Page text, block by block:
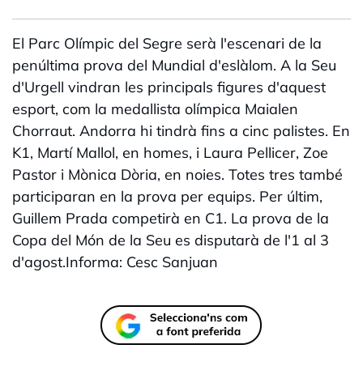
El Parc Olímpic del Segre serà l'escenari de la
penúltima prova del Mundial d'eslàlom. A la Seu
d'Urgell vindran les principals figures d'aquest
esport, com la medallista olímpica Maialen
Chorraut. Andorra hi tindrà fins a cinc palistes. En
K1, Martí Mallol, en homes, i Laura Pellicer, Zoe
Pastor i Mònica Dòria, en noies. Totes tres també
participaran en la prova per equips. Per últim,
Guillem Prada competirà en C1. La prova de la
Copa del Món de la Seu es disputarà de l'1 al 3
d'agost.Informa: Cesc Sanjuan